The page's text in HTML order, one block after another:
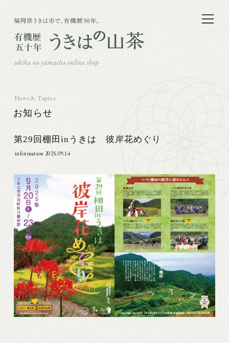
News & Topics
お知らせ
第29回棚田inうきは 彼岸花めぐり
information 2025.09.14